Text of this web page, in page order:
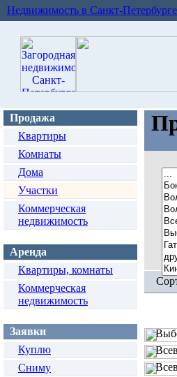
Недвижимость в Санкт-
Продажа
Квартиры
Комнаты
Дома
Участки
Коммерческая
недвижимость
Аренда
Квартиры, комнаты
Коммерческая
недвижимость
Заявки
Куплю
Сниму